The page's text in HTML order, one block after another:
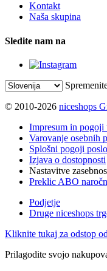
Kontakt
Naša skupina
Sledite nam na
© 2010-2026 niceshops
Impresum in pogoji
Varovanje osebnih
Splošni pogoji
Izjava o dostopnosti
Nastavitve
Preklic ABO
Podjetje
Druge niceshops
Kliknite tukaj za odstop
Prilagodite svojo